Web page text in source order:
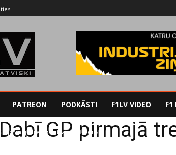
PATREON PODKĀSTI F1LV VIDEO F1
pirmajā treniņā ātrākais Batons
GP pirmajā